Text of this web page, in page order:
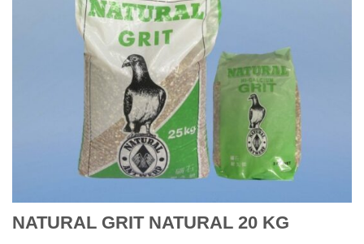
NATURAL GRIT NATURAL 20 KG